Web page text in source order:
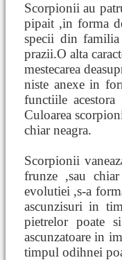
Scorpionii au
pipait ,in forma
specii din familia
prazii.O alta
mestecarea
niste anexe in
functiile
Culoarea
chiar neagra.
Scorpionii
frunze ,sau
evolutiei ,s-a
ascunzisuri in
pietrelor poate
ascunzatoare in
timpul odihnei